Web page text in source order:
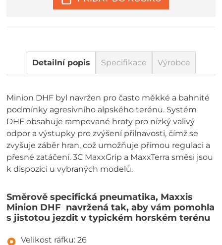
Detailní popis Specifikace Výrobce
Minion DHF byl navržen pro často měkké a bahnité
podmínky agresivního alpského terénu. Systém
DHF obsahuje rampované hroty pro nízký valivý
odpor a výstupky pro zvýšení přilnavosti, čímž se
zvyšuje záběr hran, což umožňuje přímou regulaci a
přesné zatáčení. 3C MaxxGrip a MaxxTerra směsi jsou
k dispozici u vybraných modelů.
Směrově specifická pneumatika, Maxxis
Minion DHF navržená tak, aby vám pomohla
s jistotou jezdit v typickém horském terénu
Velikost ráfku: 26